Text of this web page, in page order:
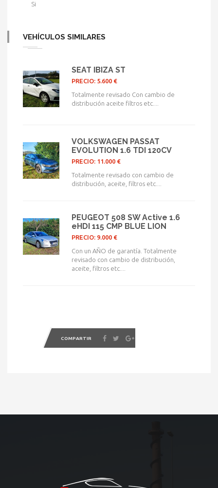
Si
VEHÍCULOS SIMILARES
SEAT IBIZA ST
PRECIO: 5.600 €
Totalmente revisado Con cambio de
distribución aceite filtros etc....
VOLKSWAGEN PASSAT
EVOLUTION 1.6 TDI 120CV
PRECIO: 11.000 €
Totalmente revisado con cambio de
distribución, aceite, filtros etc....
PEUGEOT 508 SW Active 1.6
eHDI 115 CMP BLUE LION
PRECIO: 9.000 €
Con un AÑO de garantía. Totalmente
revisado con cambio de distribución,
aceite, filtros etc....
COMPARTIR